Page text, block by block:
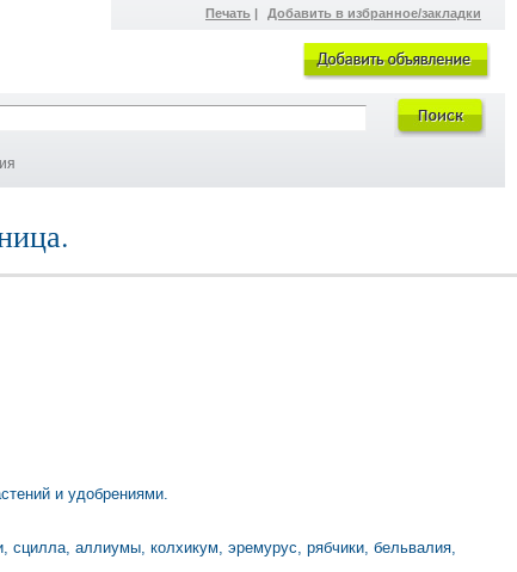
Печать | Добавить в избранное/закладки
и удобрениями.
аллиумы, колхикум, эремурус, рябчики, бельвалия,